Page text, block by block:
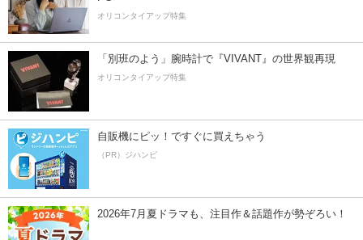
オリコンタイアップ特集
「別班のよう」腕時計で『VIVANT』の世界観再現
オリコンタイアップ特集
自販機にピッ！ですぐに買えちゃう
（PR）ジハンピ
2026年7月夏ドラマも、注目作＆話題作が勢ぞろい！